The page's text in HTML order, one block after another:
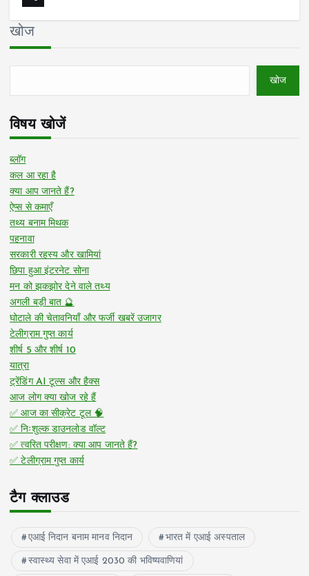
खोज
खोज
विषय खोजें
ब्लॉग
कल आ रहा है
क्या आप जानते हैं?
ऐप्स से कमाएँ
तथ्य बनाम मिथक
पहनावा
सरकारी रहस्य और खामियां
छिपा हुआ इंटरनेट सोना
मन को झकझोर देने वाले तथ्य
अगली बड़ी बात 🔮
घोटाले की चेतावनियाँ और फर्जी खबरें उजागर
टेलीग्राम गुप्त कार्य
शीर्ष 5 और शीर्ष 10
यात्रा
ट्रेंडिंग AI टूल्स और हैक्स
आज लोग क्या खोज रहे हैं
✅ आज का सीक्रेट टूल 🧠
✅ निःशुल्क डाउनलोड वॉल्ट
✅ त्वरित परीक्षण: क्या आप जानते हैं?
✅ टेलीग्राम गुप्त कार्य
टैग क्लाउड
एआई निदान बनाम मानव निदान भारत में एआई अस्पताल
स्वास्थ्य सेवा में एआई 2030 की भविष्यवाणियां